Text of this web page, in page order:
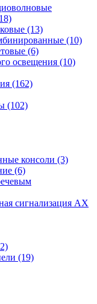
(13)
(10)
(6)
освещения (10)
(162)
(102)
консоли (3)
(6)
сигнализация AX
(19)